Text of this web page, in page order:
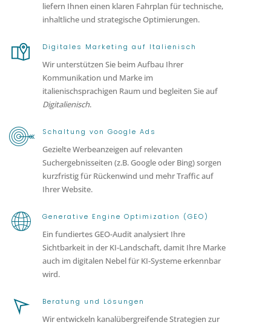
liefern Ihnen einen klaren Fahrplan für technische,
inhaltliche und strategische Optimierungen.
Digitales Marketing auf Italienisch
Wir unterstützen Sie beim Aufbau Ihrer
Kommunikation und Marke im
italienischsprachigen Raum und begleiten Sie auf
Digitalienisch.
Schaltung von Google Ads
Gezielte Werbeanzeigen auf relevanten
Suchergebnisseiten (z.B. Google oder Bing) sorgen
kurzfristig für Rückenwind und mehr Traffic auf
Ihrer Website.
Generative Engine Optimization (GEO)
Ein fundiertes GEO-Audit analysiert Ihre
Sichtbarkeit in der KI-Landschaft, damit Ihre Marke
auch im digitalen Nebel für KI-Systeme erkennbar
wird.
Beratung und Lösungen
Wir entwickeln kanalübergreifende Strategien zur